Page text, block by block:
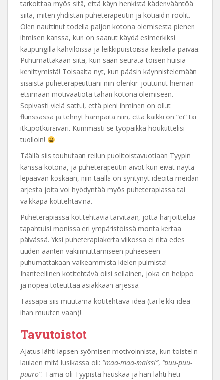
tarkoittaa myös sitä, että käyn henkistä kädenvääntöä
siitä, miten yhdistän puheterapeutin ja kotiäidin roolit.
Olen nauttinut todella paljon kotona olemisesta pienen
ihmisen kanssa, kun on saanut käydä esimerkiksi
kaupungilla kahviloissa ja leikkipuistoissa keskellä päivää.
Puhumattakaan siitä, kun saan seurata toisen huisia
kehittymistä! Toisaalta nyt, kun pääsin käynnistelemään
sisäistä puheterapeuttiani niin olenkin joutunut hieman
etsimään motivaatiota tähän kotona olemiseen.
Sopivasti vielä sattui, että pieni ihminen on ollut
flunssassa ja tehnyt hampaita niin, että kaikki on ”ei” tai
itkupotkuraivari. Kummasti se työpaikka houkuttelisi
tuolloin!
Täällä siis touhutaan reilun puolitoistavuotiaan Tyypin
kanssa kotona, ja puheterapeutin aivot kun eivät näytä
lepäävän koskaan, niin täällä on syntynyt ideoita meidän
arjesta joita voi hyödyntää myös puheterapiassa tai
vaikkapa kotitehtävinä.
Puheterapiassa kotitehtäviä tarvitaan, jotta harjoittelua
tapahtuisi monissa eri ympäristöissä monta kertaa
päivässä. Yksi puheterapiakerta viikossa ei riitä edes
uuden äänten vakiinnuttamiseen puheeseen
puhumattakaan vaikeammista kielen pulmista!
Ihanteellinen kotitehtävä olisi sellainen, joka on helppo
ja nopea toteuttaa asiakkaan arjessa.
Tässäpä siis muutama kotitehtävä-idea (tai leikki-idea
ihan muuten vaan)!
Tavutoistot
Ajatus lähti lapsen syömisen motivoinnista, kun toistelin
laulaen mitä lusikassa oli: ”maa-maa-maissi”, ”puu-puu-
puuro”. Tämä oli Tyypistä hauskaa ja hän lähti heti